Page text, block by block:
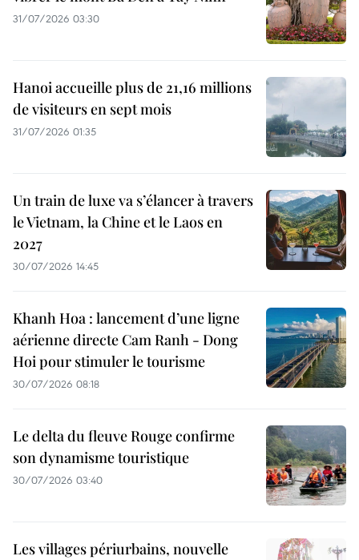
31/07/2026 03:30
Hanoi accueille plus de 21,16 millions
de visiteurs en sept mois ​
31/07/2026 01:35
Un train de luxe va s’élancer à travers
le Vietnam, la Chine et le Laos en
2027
30/07/2026 14:45
Khanh Hoa : lancement d’une ligne
aérienne directe Cam Ranh - Dong
Hoi pour stimuler le tourisme
30/07/2026 08:18
Le delta du fleuve Rouge confirme
son dynamisme touristique
30/07/2026 03:40
Les villages périurbains, nouvelle